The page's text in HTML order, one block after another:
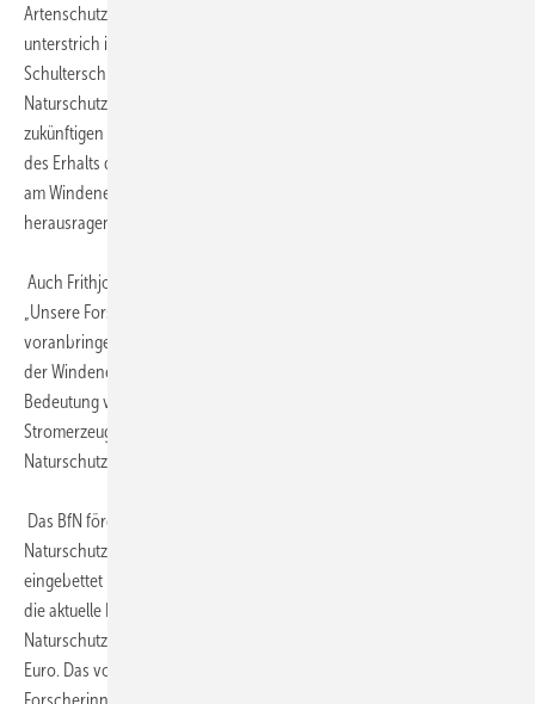
Artenschutz noch weiter verbessert werden kann.“ Herberg
unterstrich in diesem Zusammenhang, dass es nur gemeinsam – im
Schulterschluss mit allen relevanten Akteuren wie Behörden,
Naturschutzverbänden und Forschung – gelingen wird, die
zukünftigen Herausforderungen sowohl der Energiewende als auch
des Erhalts der Biodiversität zu meistern. „Die Naturschutzforschung
am Windenergietestfeld ist hierbei ein besonders wichtiger,
herausragender Baustein“, so Herberg.
Auch Frithjof Staiß betonte die Bedeutung der Naturschutzforschung:
„Unsere Forschung auf dem Testfeld soll die Windenergienutzung
voranbringen. Dabei haben wir zwar insbesondere die Optimierung
der Windenergieanlagen im Fokus, wir wissen aber auch um die
Bedeutung von flankierenden Maßnahmen abseits der
Stromerzeugungstechnik. Deshalb ist uns die Forschung an
Naturschutzfragen ein besonderes Anliegen.“
Das BfN fördert mit Mitteln des Bundesministeriums für Umwelt,
Naturschutz, nukleare Sicherheit und Verbraucherschutz (BMUV),
eingebettet in die Förderkulisse der nationalen Artenhilfsprogramme,
die aktuelle Phase des Vorhabens „NatForWINSENT-II: Umsetzung der
Naturschutzforschung am Windtestfeld an Land“ mit knapp 1,45 Mio.
Euro. Das vom ZSW geleitete Vorhaben wird von einem Team aus
Forscherinnen und Forschern international renommierter